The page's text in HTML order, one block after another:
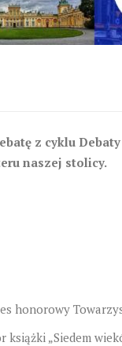
z cyklu
naszej stolicy.
honorowy
„Siedem